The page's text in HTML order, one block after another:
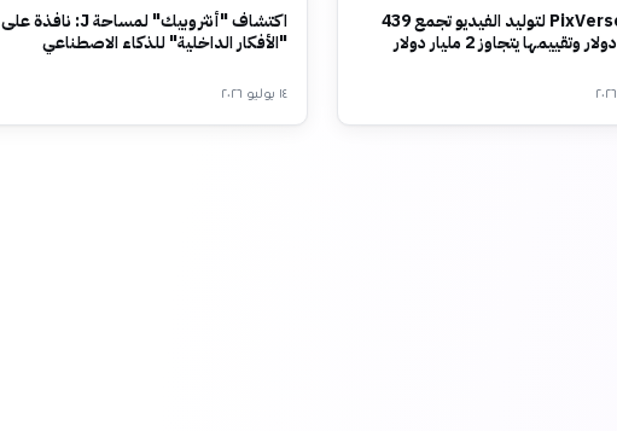
شركة PixVerse لتوليد الفيديو تجمع 439
وتقييمها يتجاوز 2 مليار دولار
اكتشاف "أنثروبيك" لمساحة J: نافذة على
"الأفكار الداخلية" للذكاء الاصطناعي
١٤ يوليو ٢٠٢٦